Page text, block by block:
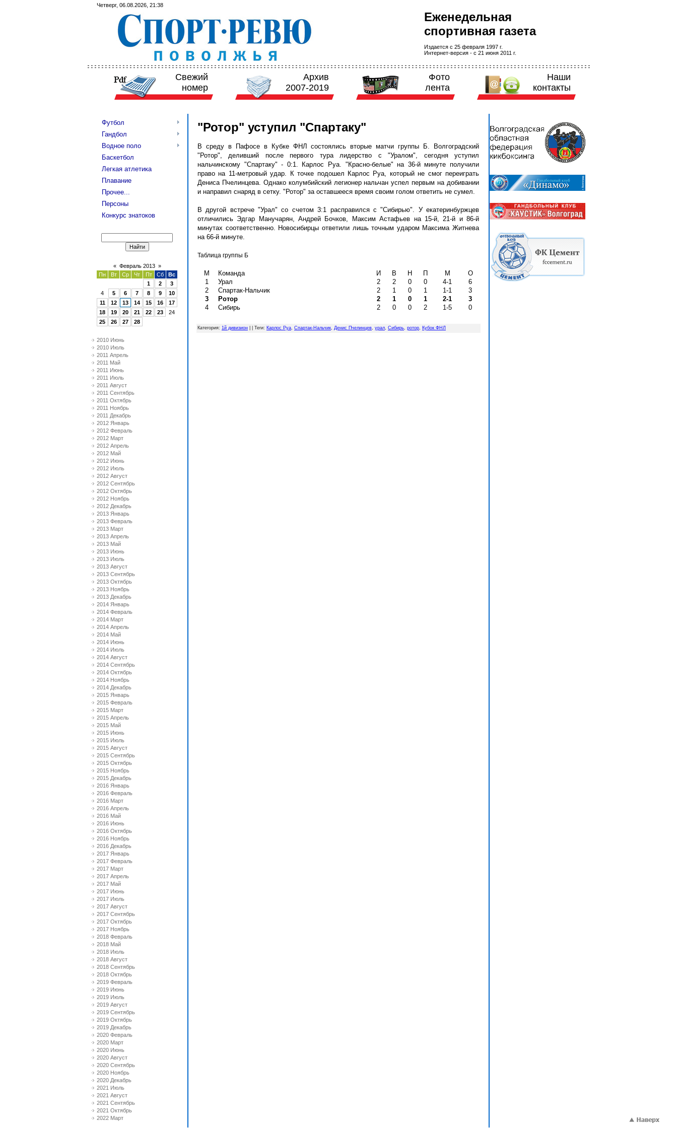
Четверг, 06.08.2026, 21:38
Еженедельная
спортивная газета
Издается с 25 февраля 1997 г.
Интернет-версия - с 21 июня 2011 г.
Свежий
номер
Архив
2007-2019
Фото
лента
Наши
контакты
Футбол
Гандбол
Водное поло
Баскетбол
Легкая атлетика
Плавание
Прочее...
Персоны
Конкурс знатоков
« Февраль 2013 »
Пн
Вт Ср Чт Пт Сб
Вс
1
2
3
4
5 6 7 8 9
10
11
12 13 14 15 16
17
18
19 20 21 22 23
24
25
26 27 28
2010 Июнь
2010 Июль
2011 Апрель
2011 Май
2011 Июнь
2011 Июль
2011 Август
2011 Сентябрь
2011 Октябрь
2011 Ноябрь
2011 Декабрь
2012 Январь
2012 Февраль
2012 Март
2012 Апрель
2012 Май
2012 Июнь
2012 Июль
2012 Август
2012 Сентябрь
2012 Октябрь
2012 Ноябрь
2012 Декабрь
2013 Январь
2013 Февраль
2013 Март
2013 Апрель
2013 Май
2013 Июнь
2013 Июль
2013 Август
2013 Сентябрь
2013 Октябрь
2013 Ноябрь
2013 Декабрь
2014 Январь
2014 Февраль
2014 Март
2014 Апрель
2014 Май
2014 Июнь
2014 Июль
2014 Август
2014 Сентябрь
2014 Октябрь
2014 Ноябрь
2014 Декабрь
2015 Январь
2015 Февраль
2015 Март
2015 Апрель
2015 Май
2015 Июнь
2015 Июль
2015 Август
2015 Сентябрь
2015 Октябрь
2015 Ноябрь
2015 Декабрь
2016 Январь
2016 Февраль
2016 Март
2016 Апрель
2016 Май
2016 Июнь
2016 Октябрь
2016 Ноябрь
2016 Декабрь
2017 Январь
2017 Февраль
2017 Март
2017 Апрель
2017 Май
2017 Июнь
2017 Июль
2017 Август
2017 Сентябрь
2017 Октябрь
2017 Ноябрь
2018 Февраль
2018 Май
2018 Июль
2018 Август
2018 Сентябрь
2018 Октябрь
2019 Февраль
2019 Июнь
2019 Июль
2019 Август
2019 Сентябрь
2019 Октябрь
2019 Декабрь
2020 Февраль
2020 Март
2020 Июнь
2020 Август
2020 Сентябрь
2020 Ноябрь
2020 Декабрь
2021 Июль
2021 Август
2021 Сентябрь
2021 Октябрь
2022 Март
"Ротор" уступил "Спартаку"
В среду в Пафосе в Кубке ФНЛ состоялись вторые матчи группы Б. Волгоградский
"Ротор", деливший после первого тура лидерство с "Уралом", сегодня уступил
нальчинскому "Спартаку" - 0:1. Карлос Руа. "Красно-белые" на 36-й минуте получили
право на 11-метровый удар. К точке подошел Карлос Руа, который не смог переиграть
Дениса Пчелинцева. Однако колумбийский легионер нальчан успел первым на добивании
и направил снаряд в сетку. "Ротор" за оставшееся время своим голом ответить не сумел.
В другой встрече "Урал" со счетом 3:1 расправился с "Сибирью". У екатеринбуржцев
отличились Эдгар Манучарян, Андрей Бочков, Максим Астафьев на 15-й, 21-й и 86-й
минутах соответственно. Новосибирцы ответили лишь точным ударом Максима Житнева
на 66-й минуте.
Таблица группы Б
М Команда И В Н П М
О
1
Урал 2 2 0 0 4-1
6
2
Спартак-Нальчик 2 1 0 1 1-1
3
3
Ротор 2 1 0 1 2-1
3
4
Сибирь 2 0 0 2 1-5 0
Категория: 1й дивизион Теги: Карлос Руа, Спартак-Нальчик, Денис Пчелинцев, урал, Сибирь, ротор, Кубок ФНЛ